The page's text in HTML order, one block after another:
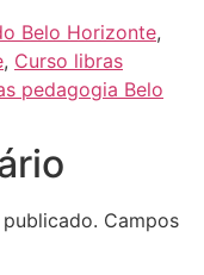
Belo Horizonte,
, Curso libras
pedagogia Belo
Campos